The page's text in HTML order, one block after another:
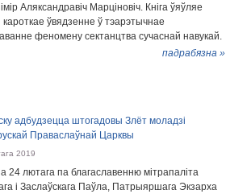
Аляксандравіч Марціновіч. Кніга ўяўляе
кароткае ўвядзенне ў тэарэтычнае
феномену сектанцтва сучаснай навукай.
падрабязна »
адбудзецца штогадовы Злёт моладзі
Праваслаўнай Царквы
2019
24 лютага па благаславенню мітрапаліта
і Заслаўскага Паўла, Патрыяршага Экзарха